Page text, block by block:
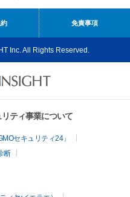
免責事項
Inc. All Rights Reserved.
ティ事業について
セキュリティ24」
断